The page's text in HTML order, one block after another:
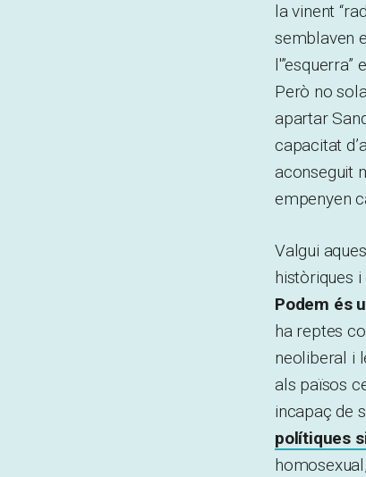
la vinent
semblaven
Però no
apartar
capacitat
aconseguit
empenyen
Valgui
històriques
Podem és
ha reptes
neoliberal i
als països
incapaç de
polítiques